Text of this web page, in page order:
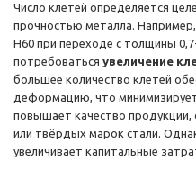
Число клетей определяется
прочностью металла.
Н60 при переходе с толщины
потребоваться увеличение
большее количество клетей
деформацию, что
повышает качество
или твёрдых марок стали.
увеличивает капитальные